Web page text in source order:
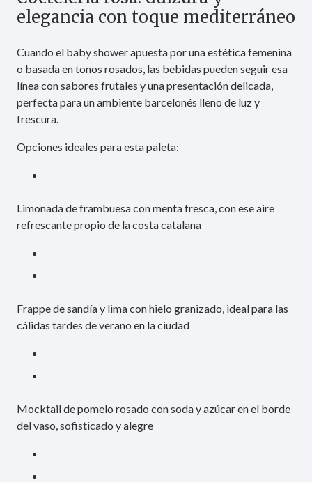
elegancia con toque mediterráneo
Cuando el baby shower apuesta por una estética femenina
o basada en tonos rosados, las bebidas pueden seguir esa
línea con sabores frutales y una presentación delicada,
perfecta para un ambiente barcelonés lleno de luz y
frescura.
Opciones ideales para esta paleta:
Limonada de frambuesa con menta fresca, con ese aire
refrescante propio de la costa catalana
Frappe de sandía y lima con hielo granizado, ideal para las
cálidas tardes de verano en la ciudad
Mocktail de pomelo rosado con soda y azúcar en el borde
del vaso, sofisticado y alegre